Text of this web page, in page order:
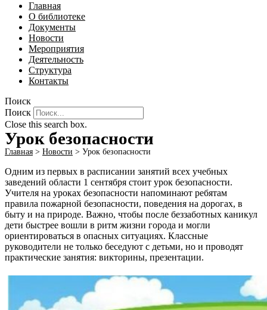
Главная
О библиотеке
Документы
Новости
Мероприятия
Деятельность
Структура
Контакты
Поиск
Поиск
Close this search box.
Урок безопасности
Главная > Новости > Урок безопасности
Одним из первых в расписании занятий всех учебных
заведений области 1 сентября стоит урок безопасности.
Учителя на уроках безопасности напоминают ребятам
правила пожарной безопасности, поведения на дорогах, в
быту и на природе. Важно, чтобы после беззаботных каникул
дети быстрее вошли в ритм жизни города и могли
ориентироваться в опасных ситуациях. Классные
руководители не только беседуют с детьми, но и проводят
практические занятия: викторины, презентации.